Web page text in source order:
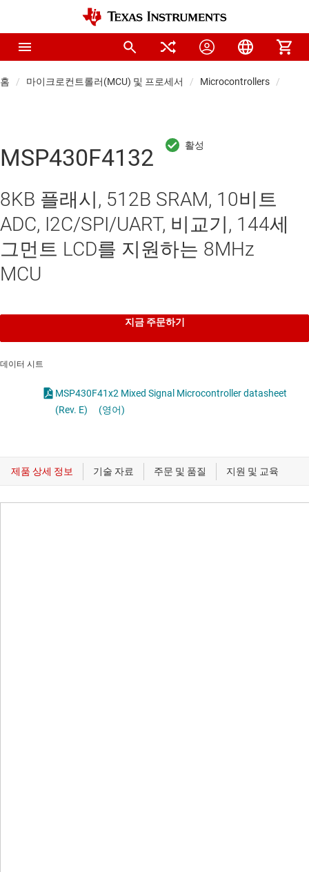
홈 마이크로컨트롤러(MCU) 및 프로세서 Microcontrollers
MSP430F4132
8KB 플래시, 512B SRAM, 10비트
ADC, I2C/SPI/UART, 비교기, 144세
그먼트 LCD를 지원하는 8MHz
MCU
지금 주문하기
데이터 시트
MSP430F41x2 Mixed Signal Microcontroller datasheet
(Rev. E)
(영어)